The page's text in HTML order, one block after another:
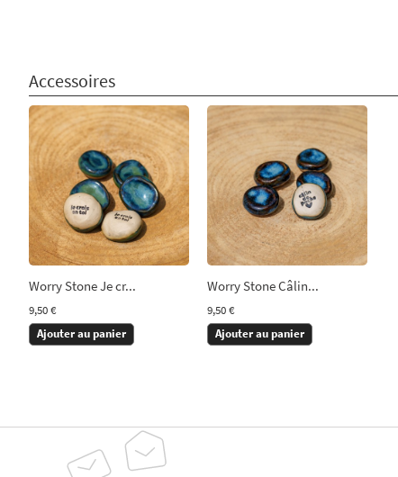
Accessoires
Worry Stone Je cr...
9,50 €
Ajouter au panier
Worry Stone Câlin...
9,50 €
Ajouter au panier